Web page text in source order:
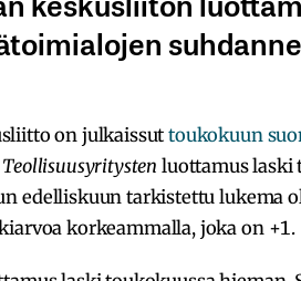
on julkaissuttoukokuun
Teollisuusyritysten luottamus laski
edelliskuun tarkistettu lukema
korkeammalla, joka on +1.